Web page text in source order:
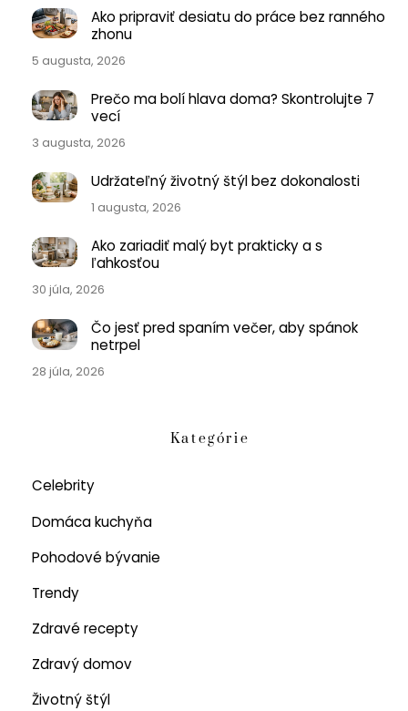
Ako pripraviť desiatu do práce bez ranného
zhonu
5 augusta, 2026
Prečo ma bolí hlava doma? Skontrolujte 7
vecí
3 augusta, 2026
Udržateľný životný štýl bez dokonalosti
1 augusta, 2026
Ako zariadiť malý byt prakticky a s
ľahkosťou
30 júla, 2026
Čo jesť pred spaním večer, aby spánok
netrpel
28 júla, 2026
Kategórie
Celebrity
Domáca kuchyňa
Pohodové bývanie
Trendy
Zdravé recepty
Zdravý domov
Životný štýl